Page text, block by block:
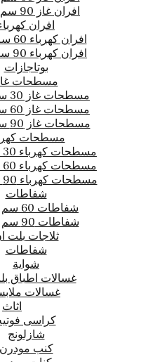
افران غاز 90 سم
افران
افران كهرباء 60 سم
افران كهرباء 90 سم
بوتاجازات
مسطحات
مسطحات غاز 30 سم
مسطحات غاز 60 سم
مسطحات غاز 90 سم
مسطحات
مسطحات كهرباء 30 سم
مسطحات كهرباء 60 سم
مسطحات كهرباء 90 سم
شفاطات
شفاطات 60 سم
شفاطات 90 سم
ثلاجات بلت
شفاطات
شواية
غسالات اطباق
غسالات
اثاث
كراسى
شازلونج
كنب مودرن